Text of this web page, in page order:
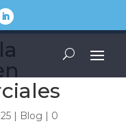
| Blog | 0